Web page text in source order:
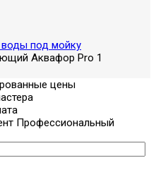
под мойку
Аквафор Pro 1
цены
Профессиональный